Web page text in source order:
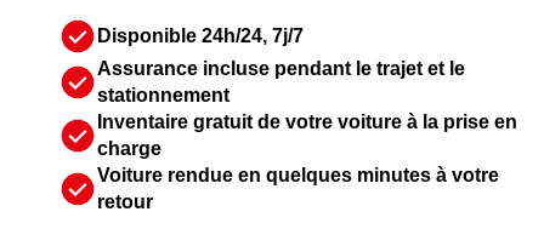
Disponible 24h/24, 7j/7
Assurance incluse pendant le trajet et le
stationnement
Inventaire gratuit de votre voiture à la prise en
charge
Voiture rendue en quelques minutes à votre
retour